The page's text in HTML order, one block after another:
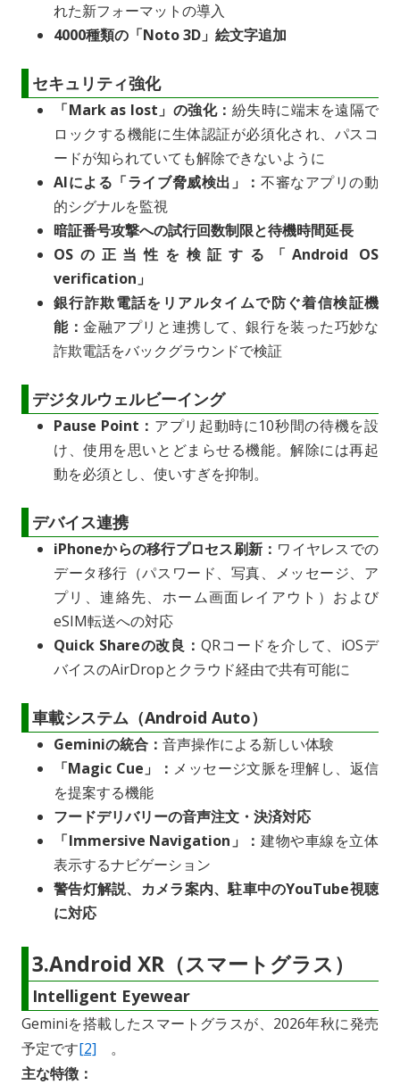
れた新フォーマットの導入
4000種類の「Noto 3D」絵文字追加
セキュリティ強化
「Mark as lost」の強化： 紛失時に端末を遠隔で
ロックする機能に生体認証が必須化され、パスコ
ードが知られていても解除できないように
AIによる「ライブ脅威検出」： 不審なアプリの動
的シグナルを監視
暗証番号攻撃への試行回数制限と待機時間延長
OSの正当性を検証する「Android OS
verification」
銀行詐欺電話をリアルタイムで防ぐ着信検証機
能：金融アプリと連携して、銀行を装った巧妙な
詐欺電話をバックグラウンドで検証
デジタルウェルビーイング
Pause Point： アプリ起動時に10秒間の待機を設
け、使用を思いとどまらせる機能。解除には再起
動を必須とし、使いすぎを抑制。
デバイス連携
iPhoneからの移行プロセス刷新： ワイヤレスでの
データ移行（パスワード、写真、メッセージ、ア
プリ、連絡先、ホーム画面レイアウト）および
eSIM転送への対応
Quick Shareの改良： QRコードを介して、iOSデ
バイスのAirDropとクラウド経由で共有可能に
車載システム（Android Auto）
Geminiの統合： 音声操作による新しい体験
「Magic Cue」： メッセージ文脈を理解し、返信
を提案する機能
フードデリバリーの音声注文・決済対応
「Immersive Navigation」： 建物や車線を立体
表示するナビゲーション
警告灯解説、カメラ案内、駐車中のYouTube視聴
に対応
3.Android XR（スマートグラス）
Intelligent Eyewear
Geminiを搭載したスマートグラスが、2026年秋に発売
予定です[2]
。
主な特徴：